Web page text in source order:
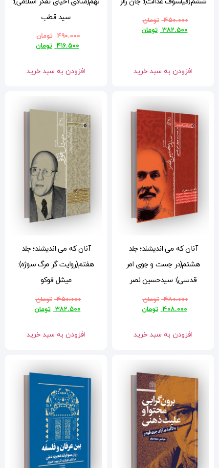
سید قطب
۴۹۰.۰۰۰
تومان
افزودن به سبد خرید
آنان که می اندیشند؛ جلد
هفتم(روایت گر مرگ سوژه):
میشل فوکو
۴۵۰.۰۰۰ تومان
۳۸۲.۵۰۰ تومان
افزودن به سبد خرید